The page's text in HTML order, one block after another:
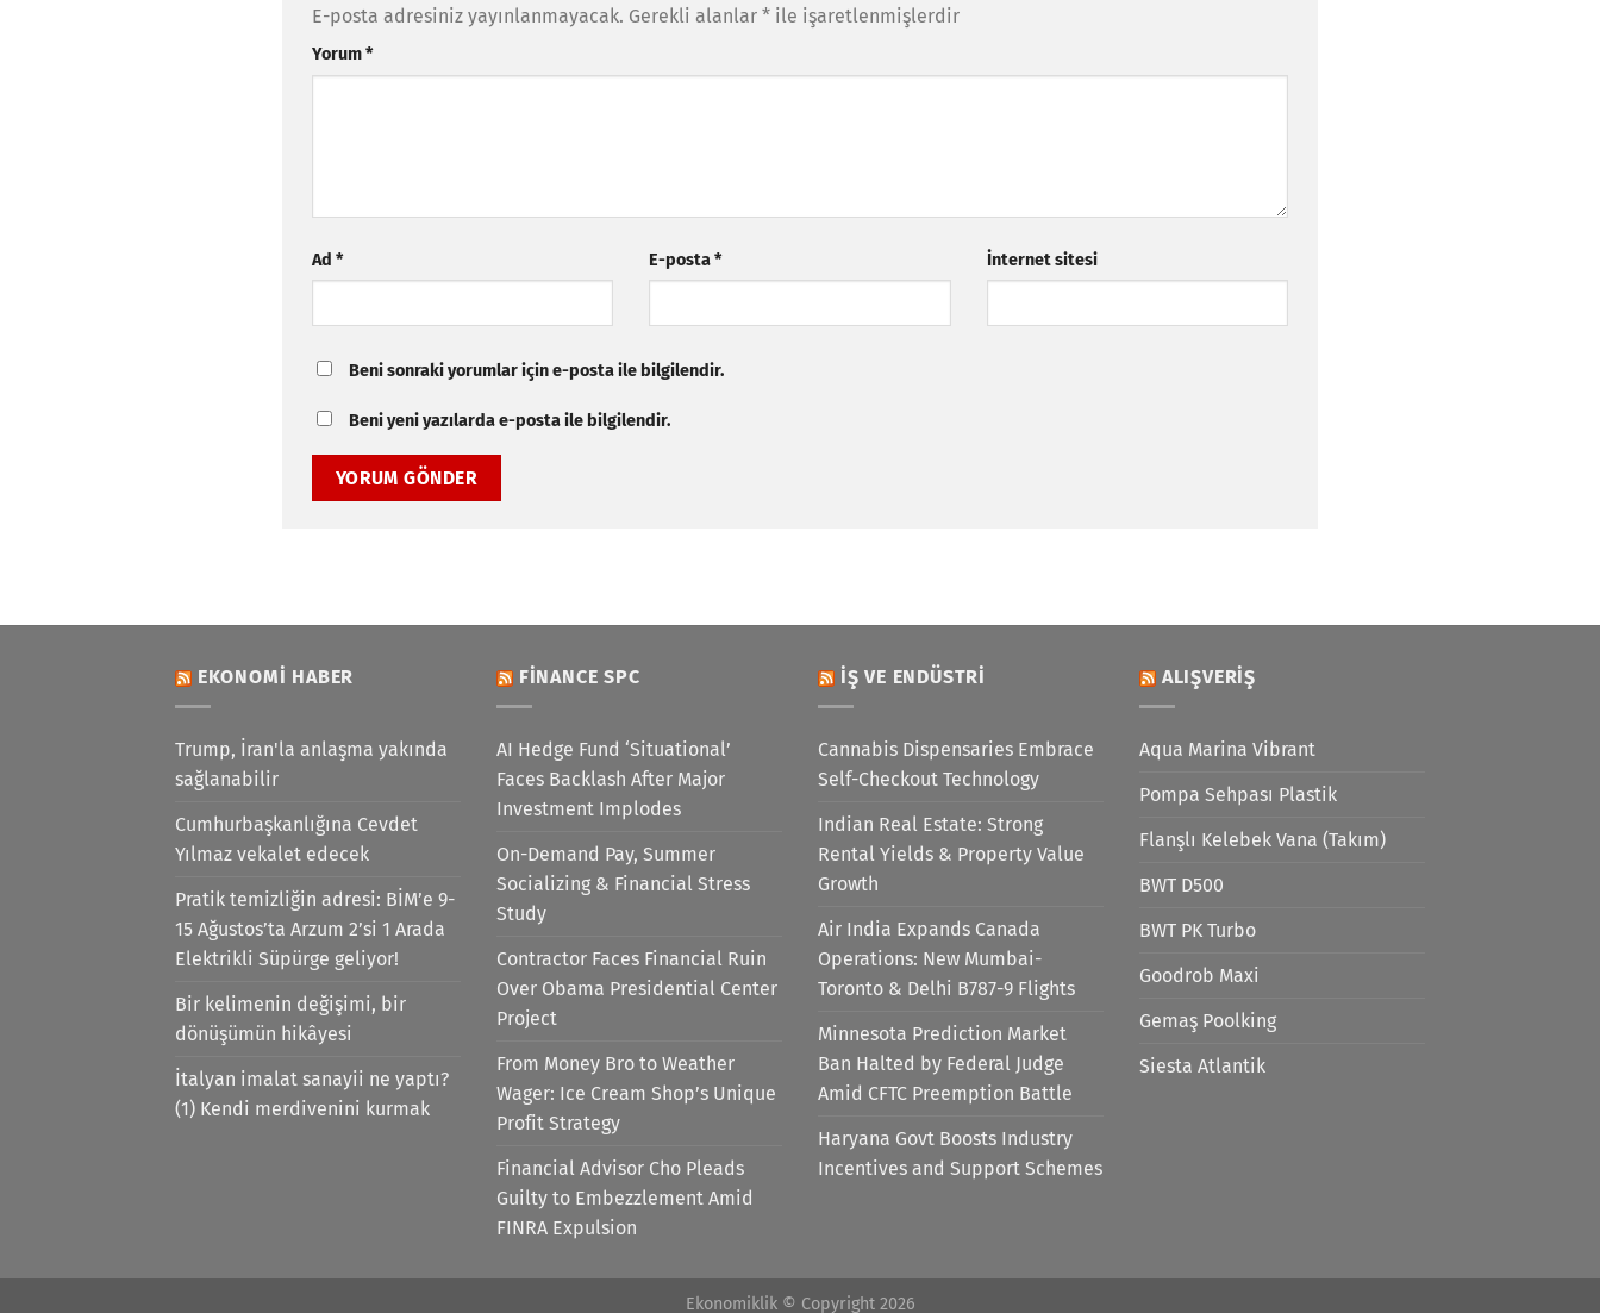
E-posta adresiniz yayınlanmayacak. Gerekli alanlar * ile işaretlenmişlerdir
Yorum*
Ad * E-posta* İnternet sitesi
Beni sonraki yorumlar için e-posta ile bilgilendir.
Beni yeni yazılarda e-posta ile bilgilendir.
EKONOMI HABER
Trump, İran'la anlaşma yakında
sağlanabilir
Cumhurbaşkanlığına Cevdet
Yılmaz vekalet edecek
Pratik temizliğin adresi: BİM’e 9-
15 Ağustos’ta Arzum 2’si 1 Arada
Elektrikli Süpürge geliyor!
Bir kelimenin değişimi, bir
dönüşümün hikâyesi
İtalyan imalat sanayii ne yaptı?
(1) Kendi merdivenini kurmak
FINANCE SPC
AI Hedge Fund ‘Situational’
Faces Backlash After Major
Investment Implodes
On-Demand Pay, Summer
Socializing & Financial Stress
Study
Contractor Faces Financial Ruin
Over Obama Presidential Center
Project
From Money Bro to Weather
Wager: Ice Cream Shop’s Unique
Profit Strategy
Financial Advisor Cho Pleads
Guilty to Embezzlement Amid
FINRA Expulsion
İŞ VE ENDÜSTRI
Cannabis Dispensaries Embrace
Self-Checkout Technology
Indian Real Estate: Strong
Rental Yields & Property Value
Growth
Air India Expands Canada
Operations: New Mumbai-
Toronto & Delhi B787-9 Flights
Minnesota Prediction Market
Ban Halted by Federal Judge
Amid CFTC Preemption Battle
Haryana Govt Boosts Industry
Incentives and Support Schemes
ALIŞVERIŞ
Aqua Marina Vibrant
Pompa Sehpası Plastik
Flanşlı Kelebek Vana (Takım)
BWT D500
BWT PK Turbo
Goodrob Maxi
Gemaş Poolking
Siesta Atlantik
Ekonomiklik © Copyright 2026